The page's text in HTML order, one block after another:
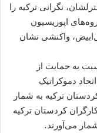
نگرانی ترکیه را
اپوزیسیون
واکنشی نشان
به حمایت از
دموکراتیک
ترکیه به شمار
کردستان ترکیه
می‌آورند.